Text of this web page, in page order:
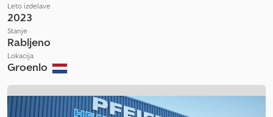
Leto izdelave
2023
Stanje
Rabljeno
Lokacija
Groenlo